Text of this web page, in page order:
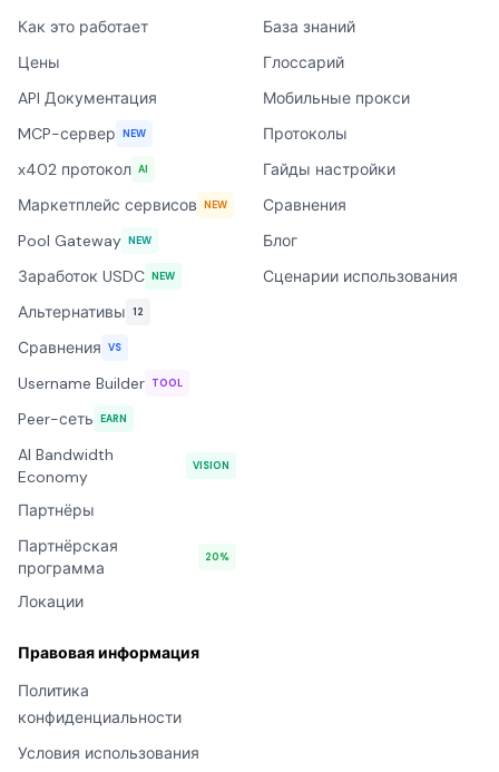
Как это работает
Цены
API Документация
MCP-сервер NEW
x402 протокол AI
Маркетплейс сервисов NEW
Pool Gateway NEW
Заработок USDC NEW
Альтернативы 12
Сравнения VS
Username Builder TOOL
Peer-сеть EARN
AI Bandwidth
Economy
VISION
Партнёры
Партнёрская
программа
20%
Локации
База знаний
Глоссарий
Мобильные прокси
Протоколы
Гайды настройки
Сравнения
Блог
Сценарии использования
Правовая информация
Политика
конфиденциальности
Условия использования